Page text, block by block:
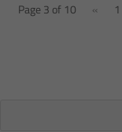
Page 3 of 10 « 1